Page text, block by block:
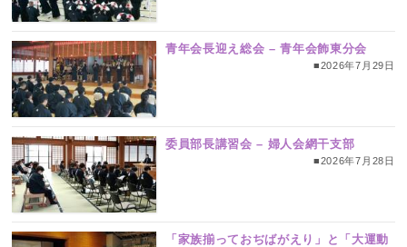
青年会長迎え総会 – 青年会飾東分会
■2026年7月29日
委員部長講習会 – 婦人会網干支部
■2026年7月28日
「家族揃っておぢばがえり」と「大運動